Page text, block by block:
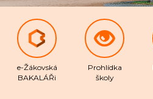
e-Žákovská
BAKALÁŘi
Prohlídka
školy